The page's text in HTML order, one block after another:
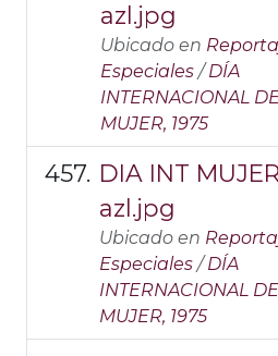
azl.jpg
Ubicado en
Especiales /DÍA
INTERNACIONAL
MUJER, 1975
DIA INT
azl.jpg
Ubicado en
Especiales /DÍA
INTERNACIONAL
MUJER, 1975